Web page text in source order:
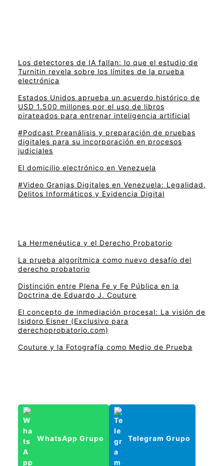
Los detectores de IA fallan: lo que el estudio de
Turnitin revela sobre los límites de la prueba
electrónica
Estados Unidos aprueba un acuerdo histórico de
USD 1.500 millones por el uso de libros
pirateados para entrenar inteligencia artificial
#Podcast Preanálisis y preparación de pruebas
digitales para su incorporación en procesos
judiciales
El domicilio electrónico en Venezuela
#Video Granjas Digitales en Venezuela: Legalidad,
Delitos Informáticos y Evidencia Digital
La Hermenéutica y el Derecho Probatorio
La prueba algorítmica como nuevo desafío del
derecho probatorio
Distinción entre Plena Fe y Fe Pública en la
Doctrina de Eduardo J. Couture
El concepto de inmediación procesal: La visión de
Isidoro Eisner (Exclusivo para
derechoprobatorio.com)
Couture y la Fotografía como Medio de Prueba
WhatsApp Grupo Telegram Grupo